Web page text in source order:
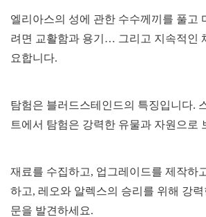
엘리아스의 성에 관한 수수께끼를 풀고
려면 교활함과 용기… 그리고 지속적인
요합니다.
탐험은 블러드스테인드의 특징입니다.
트에서 탐험은 강력한 유물과 자원으로
재료를 수집하고, 업그레이드를 제작하
하고, 레오와 알렉스의 승리를 위해 강
문을 발견하세요.